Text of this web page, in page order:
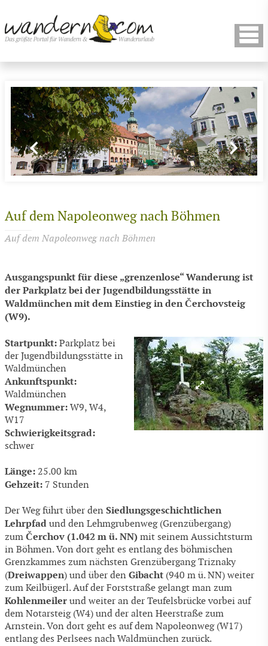
Auf dem Napoleonweg nach Böhmen
Auf dem Napoleonweg nach Böhmen
Ausgangspunkt für diese „grenzenlose“ Wanderung ist
der Parkplatz bei der Jugendbildungsstätte in
Waldmünchen mit dem Einstieg in den Čerchovsteig
(W9).
Startpunkt: Parkplatz bei
der Jugendbildungsstätte in
Waldmünchen
Ankunftspunkt:
Waldmünchen
Wegnummer: W9, W4,
W17
Schwierigkeitsgrad:
schwer
Länge: 25.00 km
Gehzeit: 7 Stunden
Der Weg führt über den Siedlungsgeschichtlichen
Lehrpfad und den Lehmgrubenweg (Grenzübergang)
zum Čerchov (1.042 m ü. NN) mit seinem Aussichtsturm
in Böhmen. Von dort geht es entlang des böhmischen
Grenzkammes zum nächsten Grenzübergang Triznaky
(Dreiwappen) und über den Gibacht (940 m ü. NN) weiter
zum Keilbügerl. Auf der Forststraße gelangt man zum
Kohlenmeiler und weiter an der Teufelsbrücke vorbei auf
dem Notarsteig (W4) und der alten Heerstraße zum
Arnstein. Von dort geht es auf dem Napoleonweg (W17)
entlang des Perlsees nach Waldmünchen zurück.